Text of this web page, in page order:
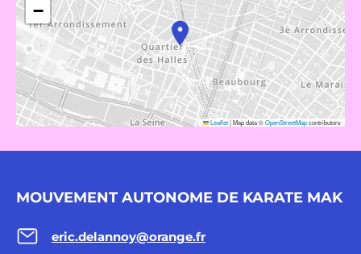
−
Leaflet|Map data ©OpenStreetMapcontributors
MOUVEMENT AUTONOME DE KARATE MAK
eric.delannoy@orange.fr